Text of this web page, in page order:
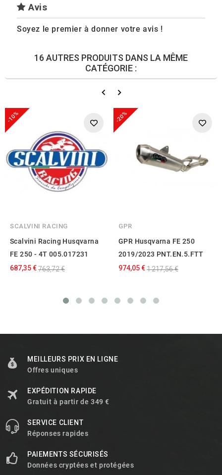
Avis
Soyez le premier à donner votre avis !
16 AUTRES PRODUITS DANS LA MÊME
CATÉGORIE :
-10%
SCALVINI RACING
Scalvini Racing Husqvarna
FE 250 - 4T 005.017231
687,35 €763,72 €
-20%
GPR
GPR Husqvarna FE 250
2019/2023 PNT.EN.5.FTT
974,05 €1 217,56 €
MEILLEURS PRIX EN LIGNE
Offres uniques
EXPÉDITION RAPIDE
Gratuit à partir de 349 €
SERVICE CLIENT
Réponses rapides
PAIEMENTS SÉCURISÉS
Données cryptées et protégées